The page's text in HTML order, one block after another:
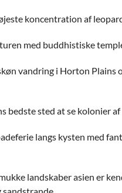
koncentration af
med buddhistiske
vandring i Horton Plains
bedste sted at se kolonier
langs kysten med
landskaber asien er